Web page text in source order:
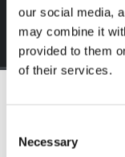
our social media,
may combine it
provided to them
of their services.
Selection
Necessary